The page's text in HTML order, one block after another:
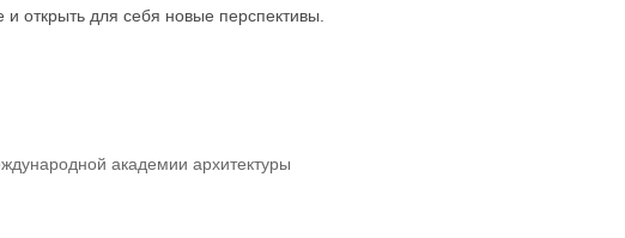
открыть для себя новые перспективы.
академии архитектуры